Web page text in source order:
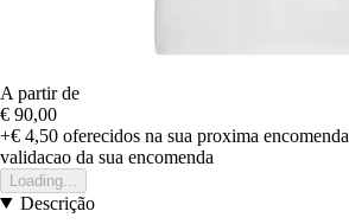
A partir de
€ 90,00
+€ 4,50 oferecidos na sua proxima encomenda
validacao da sua encomenda
Loading...
Descrição